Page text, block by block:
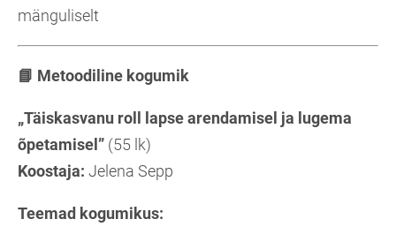
mänguliselt
📘 Metoodiline kogumik
„Täiskasvanu roll lapse arendamisel ja lugema
õpetamisel” (55 lk)
Koostaja: Jelena Sepp
Teemad kogumikus: